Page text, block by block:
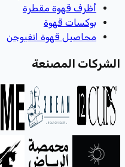
أظرف قهوة مقطرة
بوكسات قهوة
محاصيل قهوة انفيوجن
الشركات المصنعة